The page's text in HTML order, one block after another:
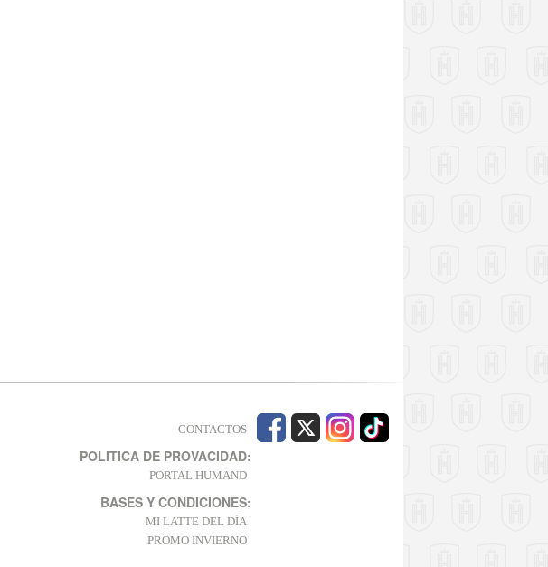
CONTACTOS
POLITICA DE PROVACIDAD:
PORTAL HUMAND
BASES Y CONDICIONES:
MI LATTE DEL DÍA
PROMO INVIERNO